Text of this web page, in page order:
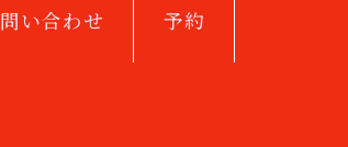
問い合わせ 予約